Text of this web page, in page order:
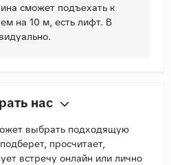
сможет подъехать к
на 10 м, есть лифт. В
нас
выбрать подходящую
просчитает,
встречу онлайн или лично